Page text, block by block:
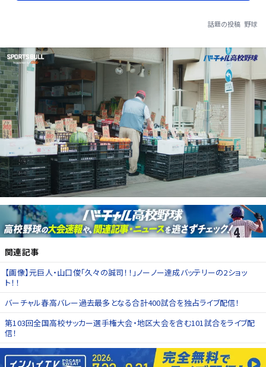
話題の投稿 野球
関連記事
【画像】元巨人・山口俊「久々の誠司！！」ノーノー達成バッテリーの2ショッ
ト！！
バーチャル春高バレー過去最多となる合計400試合を独占ライブ配信！
第103回全国高校サッカー選手権大会・地区大会を含む101試合をライブ配
信！